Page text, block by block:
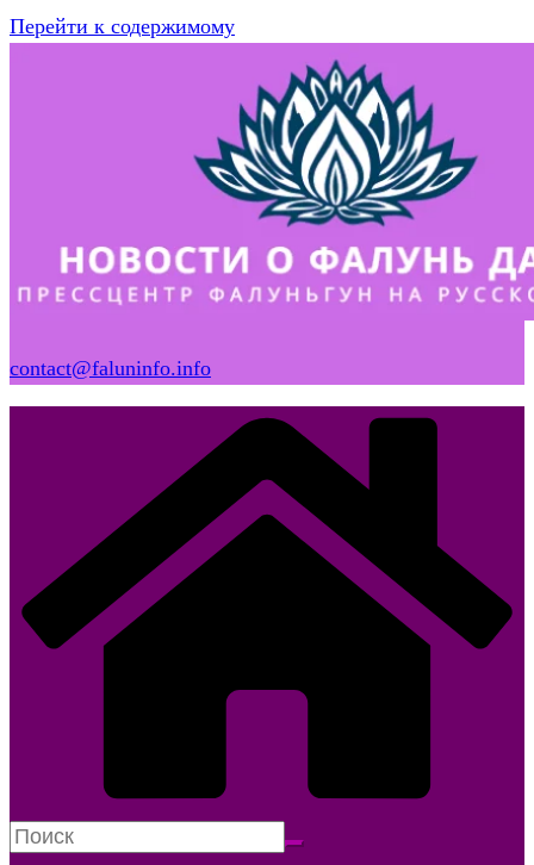
Перейти к содержимому
contact@faluninfo.info